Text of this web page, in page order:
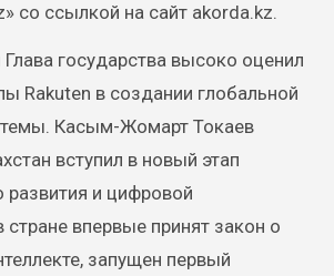
со ссылкой на сайт akorda.kz.
государства высоко оценил
Rakuten в создании глобальной
Касым-Жомарт Токаев
вступил в новый этап
развития и цифровой
впервые принят закон о
запущен первый